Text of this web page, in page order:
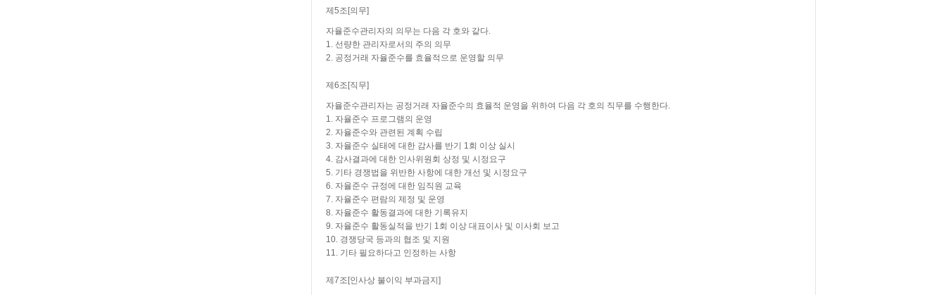
제5조[의무]
자율준수관리자의 의무는 다음 각 호와 같다.
1. 선량한 관리자로서의 주의 의무
2. 공정거래 자율준수를 효율적으로 운영할 의무
제6조[직무]
자율준수관리자는 공정거래 자율준수의 효율적 운영을 위하여 다음 각 호의 직무를 수행한다.
1. 자율준수 프로그램의 운영
2. 자율준수와 관련된 계획 수립
3. 자율준수 실태에 대한 감사를 반기 1회 이상 실시
4. 감사결과에 대한 인사위원회 상정 및 시정요구
5. 기타 경쟁법을 위반한 사항에 대한 개선 및 시정요구
6. 자율준수 규정에 대한 임직원 교육
7. 자율준수 편람의 제정 및 운영
8. 자율준수 활동결과에 대한 기록유지
9. 자율준수 활동실적을 반기 1회 이상 대표이사 및 이사회 보고
10. 경쟁당국 등과의 협조 및 지원
11. 기타 필요하다고 인정하는 사항
제7조[인사상 불이익 부과금지]